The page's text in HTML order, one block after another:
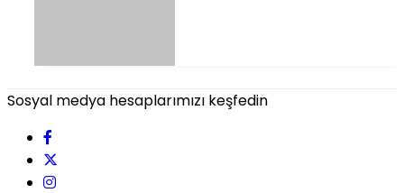
Sosyal medya hesaplarımızı keşfedin